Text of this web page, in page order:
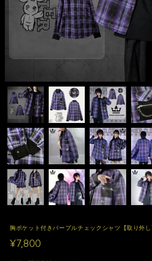
胸ポケット付きパープルチェックシャツ【取り外し
¥7,800